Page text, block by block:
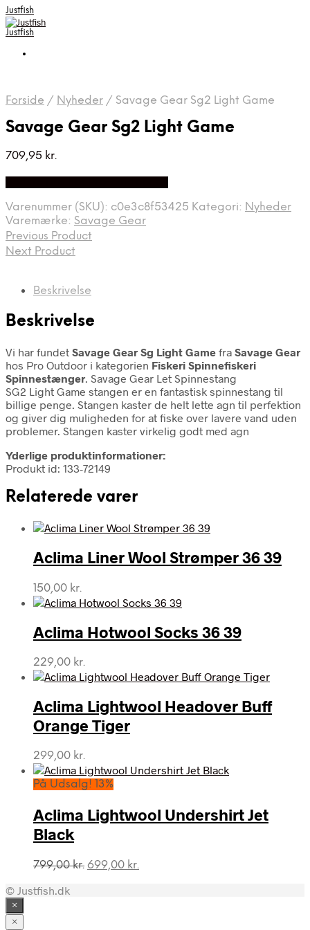
Justfish
Justfish
Forside / Nyheder / Savage Gear Sg2 Light Game
Savage Gear Sg2 Light Game
709,95 kr.
Varenummer (SKU): c0e3c8f53425 Kategori: Nyheder
Varemærke: Savage Gear
Previous Product
Next Product
Beskrivelse
Beskrivelse
Vi har fundet Savage Gear Sg Light Game fra Savage Gear
hos Pro Outdoor i kategorien Fiskeri Spinnefiskeri
Spinnestænger. Savage Gear Let Spinnestang
SG2 Light Game stangen er en fantastisk spinnestang til
billige penge. Stangen kaster de helt lette agn til perfektion
og giver dig muligheden for at fiske over lavere vand uden
problemer. Stangen kaster virkelig godt med agn
Yderlige produktinformationer:
Produkt id: 133-72149
Relaterede varer
Aclima Liner Wool Strømper 36 39
150,00 kr.
Aclima Hotwool Socks 36 39
229,00 kr.
Aclima Lightwool Headover Buff
Orange Tiger
299,00 kr.
På Udsalg! 13%
Aclima Lightwool Undershirt Jet
Black
799,00kr. Den
699,00 kr.
© Justfish.dk
×
×